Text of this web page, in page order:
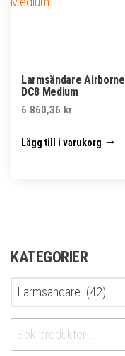
Larmsändare Airborne
DC8 Medium
6.860,36 kr
Lägg till i varukorg
KATEGORIER
Larmsändare (42)
Sök
efter: